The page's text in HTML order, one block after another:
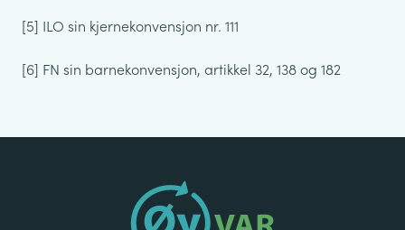
[5] ILO sin kjernekonvensjon nr. 111
[6] FN sin barnekonvensjon, artikkel 32, 138 og 182